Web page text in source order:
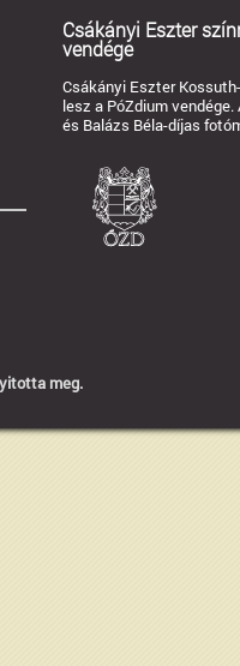
Csákányi Eszter
vendége
Csákányi Eszter
lesz a PóZdium
és Balázs Béla-díjas
meg.